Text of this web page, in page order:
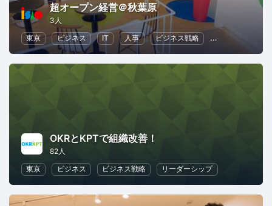
超オープン経営＠秋葉原
3人
東京
ビジネス IT 人事 ビジネス戦略 リーダーシップ
OKRとKPTで組織改善！
82人
東京
ビジネス ビジネス戦略 リーダーシップ